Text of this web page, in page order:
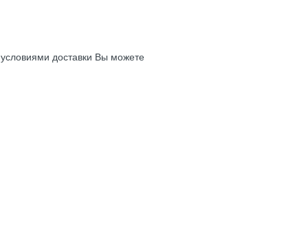
доставки Вы можете